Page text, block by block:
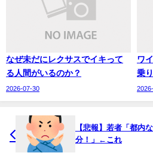
なぜ未だにレクサスでイキって
る人間がいるのか？
2026-07-30
ワ
乗
【悲報】若者「都内
分！」←これ